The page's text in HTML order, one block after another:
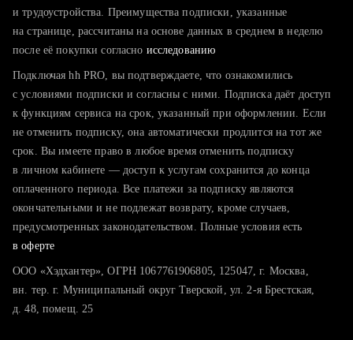
тратите много времени на поиск и вручную поднимаете
хотите сравнить себя с конкурентами и оценить шансы
и трудоустройства. Преимущества подписки, указанные
на странице, рассчитаны на основе данных в среднем в неделю
после её покупки согласно исследованию
Подключая hh PRO, вы подтверждаете, что ознакомились
с условиями подписки и согласны с ними. Подписка даёт доступ
к функциям сервиса на срок, указанный при оформлении. Если
не отменить подписку, она автоматически продлится на тот же
срок. Вы имеете право в любое время отменить подписку
в личном кабинете — доступ к услугам сохранится до конца
оплаченного периода. Все платежи за подписку являются
окончательными и не подлежат возврату, кроме случаев,
предусмотренных законодательством. Полные условия есть
в оферте
ООО «Хэдхантер», ОГРН 1067761906805, 125047, г. Москва,
вн. тер. г. Муниципальный округ Тверской, ул. 2-я Брестская,
д. 48, помещ. 25